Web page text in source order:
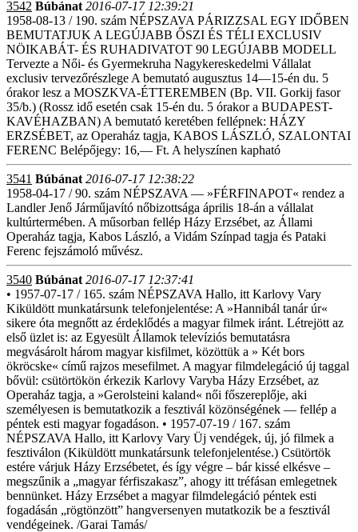
3542 Búbánat 2016-07-17 12:39:21
1958-08-13 / 190. szám NÉPSZAVA PÁRIZZSAL EGY IDŐBEN
BEMUTATJUK A LEGÚJABB ŐSZI ÉS TÉLI EXCLUSIV
NÖIKABÁT- ÉS RUHADIVATOT 90 LEGÚJABB MODELL
Tervezte a Női- és Gyermekruha Nagykereskedelmi Vállalat
exclusiv tervezőrészlege A bemutató augusztus 14—15-én du. 5
órakor lesz a MOSZKVA-ÉTTEREMBEN (Bp. VII. Gorkij fasor
35/b.) (Rossz idő esetén csak 15-én du. 5 órakor a BUDAPEST-
KAVÉHAZBAN) A bemutató keretében fellépnek: HÁZY
ERZSÉBET, az Operaház tagja, KABOS LÁSZLÓ, SZALONTAI
FERENC Belépőjegy: 16,— Ft. A helyszínen kapható
3541 Búbánat 2016-07-17 12:38:22
1958-04-17 / 90. szám NÉPSZAVA — »FÉRFINAPOT« rendez a
Landler Jenő Járműjavító nőbizottsága április 18-án a vállalat
kultúrtermében. A műsorban fellép Házy Erzsébet, az Állami
Operaház tagja, Kabos László, a Vidám Színpad tagja és Pataki
Ferenc fejszámoló művész.
3540 Búbánat 2016-07-17 12:37:41
• 1957-07-17 / 165. szám NÉPSZAVA Hallo, itt Karlovy Vary
Kiküldött munkatársunk telefonjelentése: A »Hannibál tanár úr«
sikere óta megnőtt az érdeklődés a magyar filmek iránt. Létrejött az
első üzlet is: az Egyesült Államok televíziós bemutatásra
megvásárolt három magyar kisfilmet, közöttük a » Két bors
ökröcske« című rajzos mesefilmet. A magyar filmdelegáció új taggal
bővül: csütörtökön érkezik Karlovy Varyba Házy Erzsébet, az
Operaház tagja, a »Gerolsteini kaland« női főszereplője, aki
személyesen is bemutatkozik a fesztivál közönségének — fellép a
péntek esti magyar fogadáson. • 1957-07-19 / 167. szám
NÉPSZAVA Hallo, itt Karlovy Vary Üj vendégek, új, jó filmek a
fesztiválon (Kiküldött munkatársunk telefonjelentése.) Csütörtök
estére várjuk Házy Erzsébetet, és így végre – bár kissé elkésve –
megszűnik a „magyar férfiszakasz”, ahogy itt tréfásan emlegetnek
bennünket. Házy Erzsébet a magyar filmdelegáció péntek esti
fogadásán „rögtönzött” hangversenyen mutatkozik be a fesztivál
vendégeinek. /Garai Tamás/